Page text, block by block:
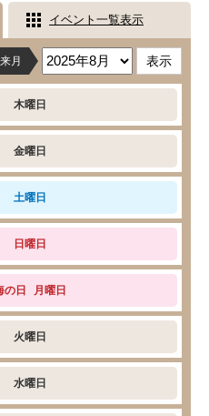
イベント一覧表示
来月
木曜日
金曜日
土曜日
日曜日
の日 月曜日
火曜日
水曜日